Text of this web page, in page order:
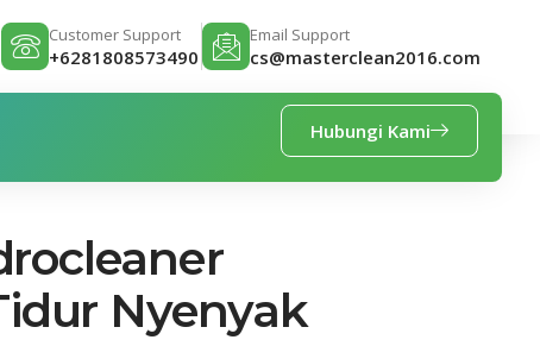
Customer Support
+6281808573490
Email Support
cs@masterclean2016.com
Hubungi Kami
Nyenyak